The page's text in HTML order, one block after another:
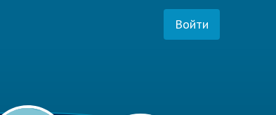
Войти